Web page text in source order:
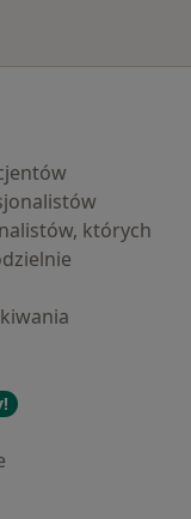
których